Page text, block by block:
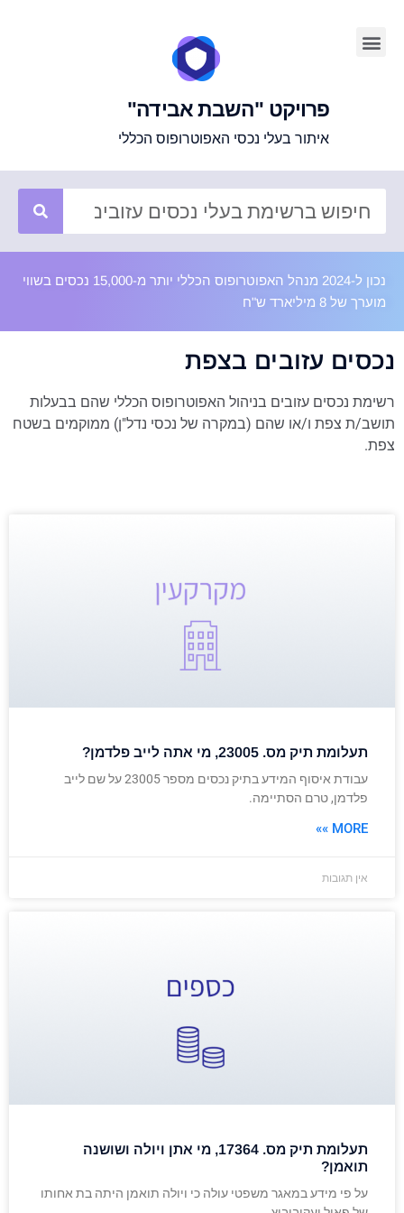
פרויקט "השבת אבידה"
איתור בעלי נכסי האפוטרופוס הכללי
נכון ל-2024 מנהל האפוטרופוס הכללי יותר מ-15,000 נכסים בשווי
מוערך של 8 מיליארד ש"ח
נכסים עזובים בצפת
רשימת נכסים עזובים בניהול האפוטרופוס הכללי שהם בבעלות
תושב/ת צפת ו/או שהם (במקרה של נכסי נדל"ן) ממוקמים בשטח
צפת.
תעלומת תיק מס. 23005, מי אתה לייב פלדמן?
עבודת איסוף המידע בתיק נכסים מספר 23005 על שם לייב
פלדמן, טרם הסתיימה.
MORE »»
אין תגובות
תעלומת תיק מס. 17364, מי אתן ויולה ושושנה
תואמן?
על פי מידע במאגר משפטי עולה כי ויולה תואמן היתה בת אחותו